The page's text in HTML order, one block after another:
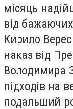
місяць
від
Кирило
наказ від
Володимира
підходів на
подальший